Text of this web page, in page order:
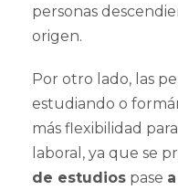
personas
origen.
Por otro lado, las
estudiando o
más flexibilidad
laboral, ya que se
de estudios pase